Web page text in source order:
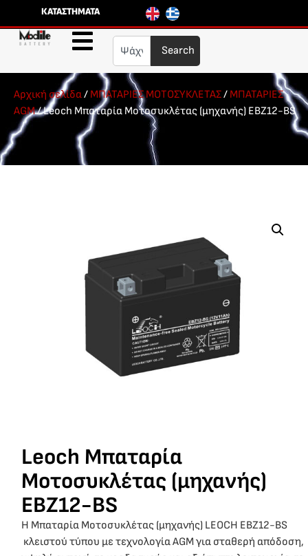
ΚΑΤΑΣΤΗΜΑΤΑ
Search
Αρχική σελίδα/ ΜΠΑΤΑΡΙΕΣ ΜΟΤΟΣΥΚΛΕΤΑΣ/ ΜΠΑΤΑΡΙΕΣ
AGM/ Leoch Μπαταρία Μοτοσυκλέτας (μηχανής) EBZ12-BS
Leoch Μπαταρία
Μοτοσυκλέτας (μηχανής)
EBZ12-BS
Η Μπαταρία Μοτοσυκλέτας (μηχανής) LEOCH EBZ12-BS
κλειστού τύπου με τεχνολογία AGM για σταθερή απόδοση,